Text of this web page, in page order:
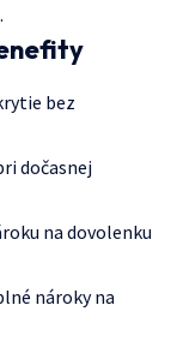
bez
dočasnej
na dovolenku
nároky na